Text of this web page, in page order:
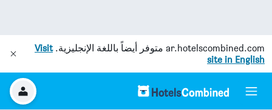
ar.hotelscombined.com متوفر أيضاً باللغة الإنجليزية.Visit
site in English